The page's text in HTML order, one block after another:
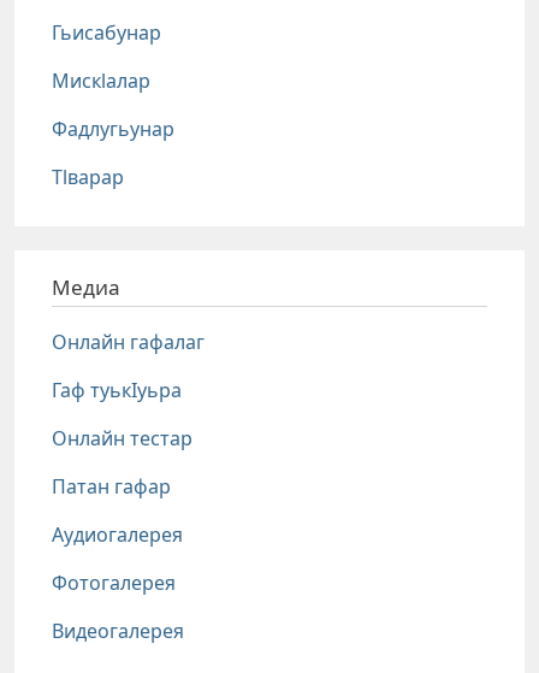
Гьисабунар
Мискlалар
Фадлугьунар
Тlварар
Медиа
Онлайн гафалаг
Гаф туькIуьра
Онлайн тестар
Патан гафар
Аудиогалерея
Фотогалерея
Видеогалерея